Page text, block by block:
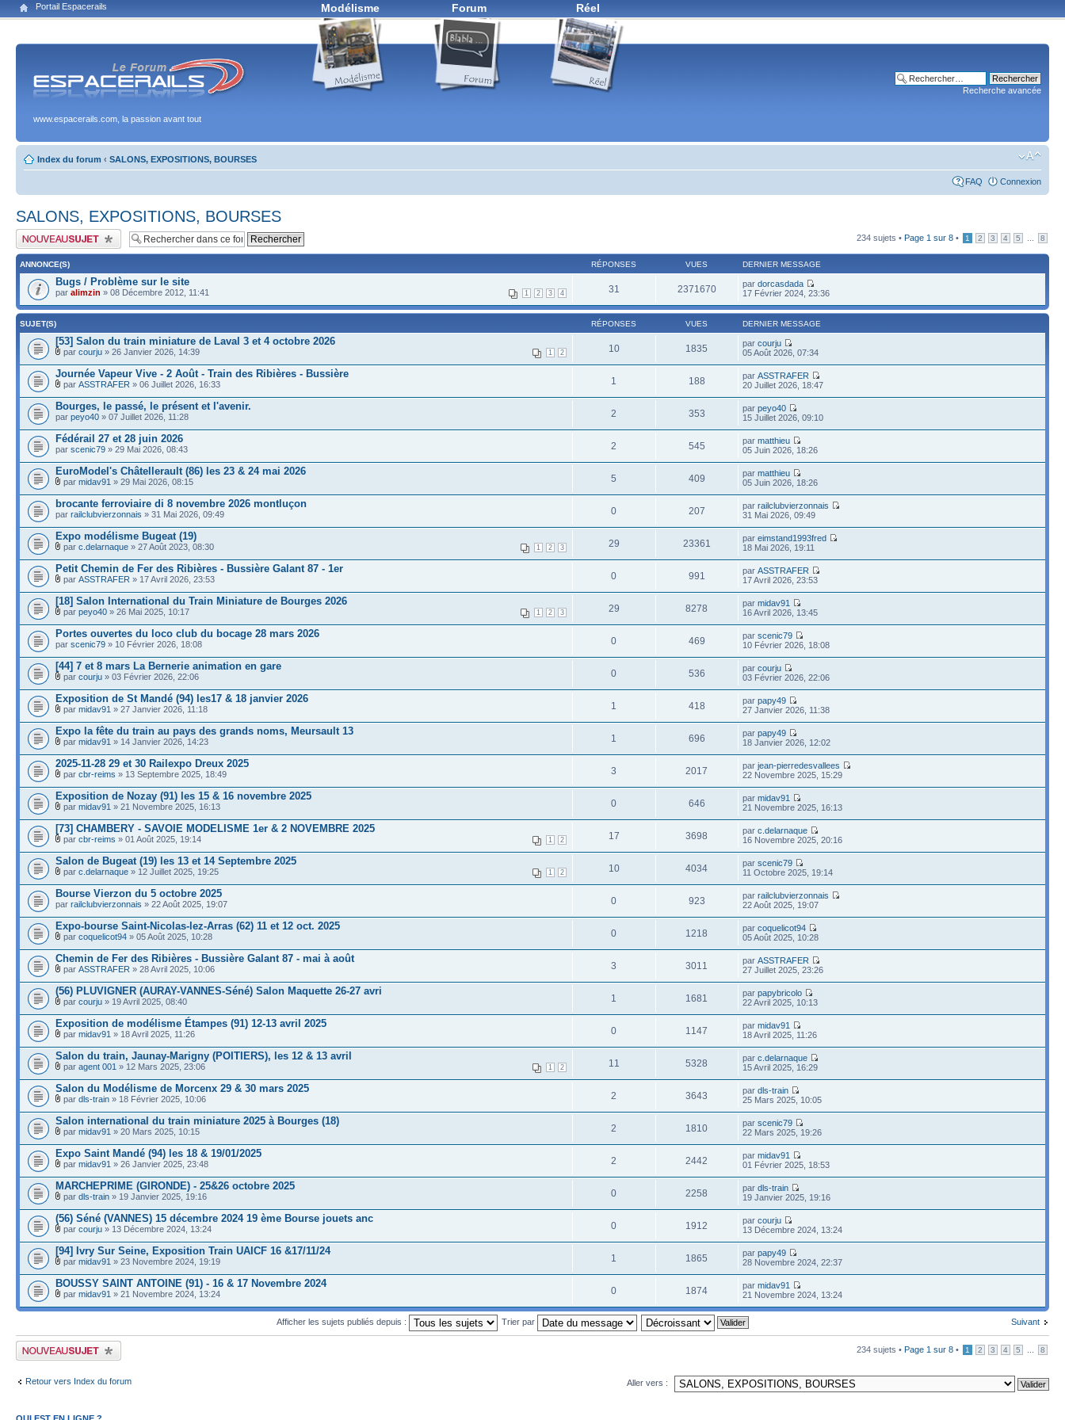
Portail Espacerails Modélisme Forum Réel
www.espacerails.com, la passion avant tout
Recherche avancée
Index du forum ‹ SALONS, EXPOSITIONS, BOURSES
FAQ Connexion
SALONS, EXPOSITIONS, BOURSES
Publier un nouveau sujet 234 sujets • Page 1 sur 8 • 1 2 3 4 5 8
ANNONCE(S) RÉPONSES VUES DERNIER MESSAGE
Bugs / Problème sur le site
1 2 3 4
par alimzin » 08 Décembre 2012, 11:41 31 2371670 pardorcasdada
17 Février 2024, 23:36
SUJET(S) RÉPONSES VUES DERNIER MESSAGE
[53] Salon du train miniature de Laval 3 et 4 octobre 2026
1 2
par courju » 26 Janvier 2026, 14:39 10 1835 parcourju
05 Août 2026, 07:34
Journée Vapeur Vive - 2 Août - Train des Ribières - Bussière
par ASSTRAFER » 06 Juillet 2026, 16:33 1 188 parASSTRAFER
20 Juillet 2026, 18:47
Bourges, le passé, le présent et l'avenir.
par peyo40 » 07 Juillet 2026, 11:28 2 353 parpeyo40
15 Juillet 2026, 09:10
Fédérail 27 et 28 juin 2026
par scenic79 » 29 Mai 2026, 08:43 2 545 parmatthieu
05 Juin 2026, 18:26
EuroModel's Châtellerault (86) les 23 & 24 mai 2026
par midav91 » 29 Mai 2026, 08:15 5 409 parmatthieu
05 Juin 2026, 18:26
brocante ferroviaire di 8 novembre 2026 montluçon
par railclubvierzonnais » 31 Mai 2026, 09:49 0 207 parrailclubvierzonnais
31 Mai 2026, 09:49
Expo modélisme Bugeat (19)
1 2 3
par c.delarnaque » 27 Août 2023, 08:30 29 23361 pareimstand1993fred
18 Mai 2026, 19:11
Petit Chemin de Fer des Ribières - Bussière Galant 87 - 1er
par ASSTRAFER » 17 Avril 2026, 23:53 0 991 parASSTRAFER
17 Avril 2026, 23:53
[18] Salon International du Train Miniature de Bourges 2026
1 2 3
par peyo40 » 26 Mai 2025, 10:17 29 8278 parmidav91
16 Avril 2026, 13:45
Portes ouvertes du loco club du bocage 28 mars 2026
par scenic79 » 10 Février 2026, 18:08 0 469 parscenic79
10 Février 2026, 18:08
[44] 7 et 8 mars La Bernerie animation en gare
par courju » 03 Février 2026, 22:06 0 536 parcourju
03 Février 2026, 22:06
Exposition de St Mandé (94) les17 & 18 janvier 2026
par midav91 » 27 Janvier 2026, 11:18 1 418 parpapy49
27 Janvier 2026, 11:38
Expo la fête du train au pays des grands noms, Meursault 13
par midav91 » 14 Janvier 2026, 14:23 1 696 parpapy49
18 Janvier 2026, 12:02
2025-11-28 29 et 30 Railexpo Dreux 2025
par cbr-reims » 13 Septembre 2025, 18:49 3 2017 parjean-pierredesvallees
22 Novembre 2025, 15:29
Exposition de Nozay (91) les 15 & 16 novembre 2025
par midav91 » 21 Novembre 2025, 16:13 0 646 parmidav91
21 Novembre 2025, 16:13
[73] CHAMBERY - SAVOIE MODELISME 1er & 2 NOVEMBRE 2025
1 2
par cbr-reims » 01 Août 2025, 19:14 17 3698 parc.delarnaque
16 Novembre 2025, 20:16
Salon de Bugeat (19) les 13 et 14 Septembre 2025
1 2
par c.delarnaque » 12 Juillet 2025, 19:25 10 4034 parscenic79
11 Octobre 2025, 19:14
Bourse Vierzon du 5 octobre 2025
par railclubvierzonnais » 22 Août 2025, 19:07 0 923 parrailclubvierzonnais
22 Août 2025, 19:07
Expo-bourse Saint-Nicolas-lez-Arras (62) 11 et 12 oct. 2025
par coquelicot94 » 05 Août 2025, 10:28 0 1218 parcoquelicot94
05 Août 2025, 10:28
Chemin de Fer des Ribières - Bussière Galant 87 - mai à août
par ASSTRAFER » 28 Avril 2025, 10:06 3 3011 parASSTRAFER
27 Juillet 2025, 23:26
(56) PLUVIGNER (AURAY-VANNES-Séné) Salon Maquette 26-27 avri
par courju » 19 Avril 2025, 08:40 1 1681 parpapybricolo
22 Avril 2025, 10:13
Exposition de modélisme Étampes (91) 12-13 avril 2025
par midav91 » 18 Avril 2025, 11:26 0 1147 parmidav91
18 Avril 2025, 11:26
Salon du train, Jaunay-Marigny (POITIERS), les 12 & 13 avril
1 2
par agent 001 » 12 Mars 2025, 23:06 11 5328 parc.delarnaque
15 Avril 2025, 16:29
Salon du Modélisme de Morcenx 29 & 30 mars 2025
par dls-train » 18 Février 2025, 10:06 2 3643 pardls-train
25 Mars 2025, 10:05
Salon international du train miniature 2025 à Bourges (18)
par midav91 » 20 Mars 2025, 10:15 2 1810 parscenic79
22 Mars 2025, 19:26
Expo Saint Mandé (94) les 18 & 19/01/2025
par midav91 » 26 Janvier 2025, 23:48 2 2442 parmidav91
01 Février 2025, 18:53
MARCHEPRIME (GIRONDE) - 25&26 octobre 2025
par dls-train » 19 Janvier 2025, 19:16 0 2258 pardls-train
19 Janvier 2025, 19:16
(56) Séné (VANNES) 15 décembre 2024 19 ème Bourse jouets anc
par courju » 13 Décembre 2024, 13:24 0 1912 parcourju
13 Décembre 2024, 13:24
[94] Ivry Sur Seine, Exposition Train UAICF 16 &17/11/24
par midav91 » 23 Novembre 2024, 19:19 1 1865 parpapy49
28 Novembre 2024, 22:37
BOUSSY SAINT ANTOINE (91) - 16 & 17 Novembre 2024
par midav91 » 21 Novembre 2024, 13:24 0 1874 parmidav91
21 Novembre 2024, 13:24
Suivant
Afficher les sujets publiés depuis : Trier par
Publier un nouveau sujet 234 sujets • Page 1 sur 8 • 1 2 3 4 5 8
Retour vers Index du forum Aller vers :
QUI EST EN LIGNE ?